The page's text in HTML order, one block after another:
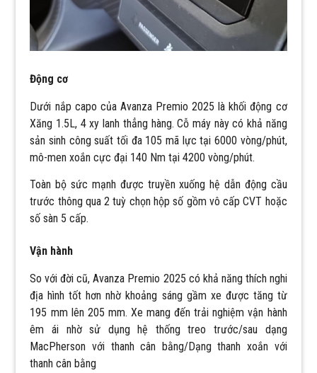
Động cơ
Dưới nắp capo của Avanza Premio 2025 là khối động cơ
Xăng 1.5L, 4 xy lanh thẳng hàng. Cỗ máy này có khả năng
sản sinh công suất tối đa 105 mã lực tại 6000 vòng/phút,
mô-men xoắn cực đại 140 Nm tại 4200 vòng/phút.
Toàn bộ sức mạnh được truyền xuống hệ dẫn động cầu
trước thông qua 2 tuỳ chọn hộp số gồm vô cấp CVT hoặc
số sàn 5 cấp.
Vận hành
So với đời cũ, Avanza Premio 2025 có khả năng thích nghi
địa hình tốt hơn nhờ khoảng sáng gầm xe được tăng từ
195 mm lên 205 mm. Xe mang đến trải nghiệm vận hành
êm ái nhờ sử dụng hệ thống treo trước/sau dạng
MacPherson với thanh cân bằng/Dạng thanh xoắn với
thanh cân bằng